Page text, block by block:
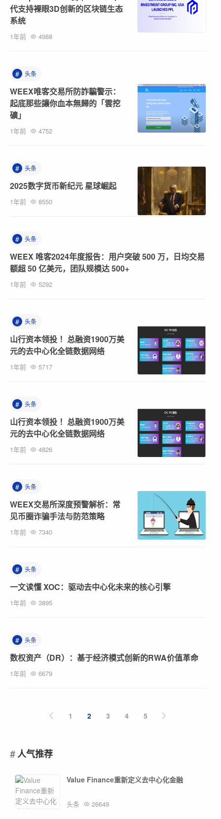
代支持裸眼3D创新的区块链生态
系统
1年前 4988
# 头条
WEEX唯客交易所防詐騙警示：
起底那些讓你血本無歸的「雲挖
礦」
1年前 4752
# 头条
2025数字货币新纪元 星球崛起
1年前 8550
# 头条
WEEX 唯客2024年度报告：用户突破 500 万，日均交易
额超 50 亿美元，团队规模达 500+
1年前 5292
# 头条
山行资本领投 ！总融资1900万美
元的去中心化全链数据网络
1年前 5717
# 头条
山行资本领投 ！总融资1900万美
元的去中心化全链数据网络
1年前 4826
# 头条
WEEX交易所深度预警解析：常
见币圈诈骗手法与防范策略
1年前 7340
# 头条
一文读懂 XOC：驱动去中心化未来的核心引擎
1年前 3895
# 头条
数权资产（DR）：基于经济模式创新的RWA价值革命
1年前 6679
1 2 3 4 5
人气推荐
Value Finance重新定义去中心化金融
头条 26649